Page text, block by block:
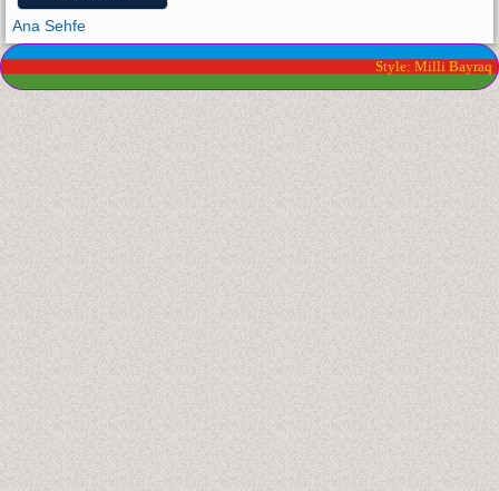
Ana Sehfe
Style: Milli Bayraq